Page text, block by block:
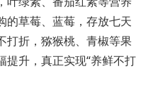
的草莓、蓝莓，存放七天
打折，猕猴桃、青椒等果
提升，真正实现“养鲜不打